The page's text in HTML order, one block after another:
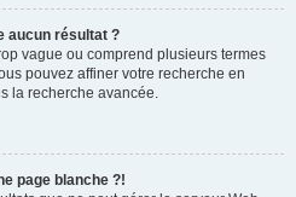
aucun résultat ?
vague ou comprend plusieurs termes
pouvez affiner votre recherche en
la recherche avancée.
page blanche ?!